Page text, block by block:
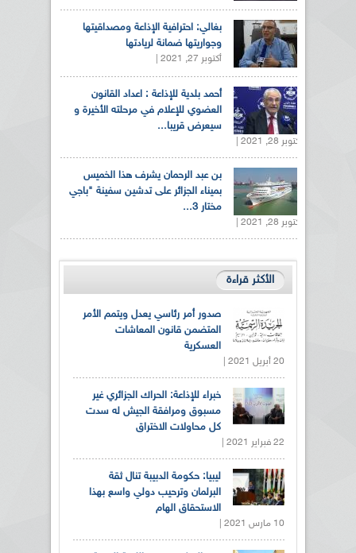
بغالي: احترافية الإذاعة ومصداقيتها
وجواريتها ضمانة لريادتها
أكتوبر 27, 2021 |
أحمد بلدية للإذاعة : اعداد القانون
العضوي للإعلام في مرحلته الأخيرة و
سيعرض قريبا...
أكتوبر 28, 2021 |
بن عبد الرحمان يشرف هذا الخميس
بميناء الجزائر على تدشين سفينة "باجي
مختار 3...
أكتوبر 28, 2021 |
الأكثر قراءة
صدور أمر رئاسي يعدل ويتمم الأمر
المتضمن قانون المعاشات
العسكرية
20 أبريل 2021 |
خبراء للإذاعة: الحراك الجزائري غير
مسبوق ومرافقة الجيش له سدت
كل محاولات الاختراق
22 فبراير 2021 |
ليبيا: حكومة الدبيبة تنال ثقة
البرلمان وترحيب دولي واسع بهذا
الاستحقاق الهام
10 مارس 2021 |